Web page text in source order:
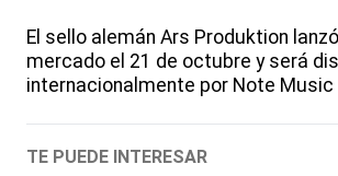
El sello alemán Ars Produktion
mercado el 21 de octubre y será
internacionalmente por Note Music
TE PUEDE INTERESAR